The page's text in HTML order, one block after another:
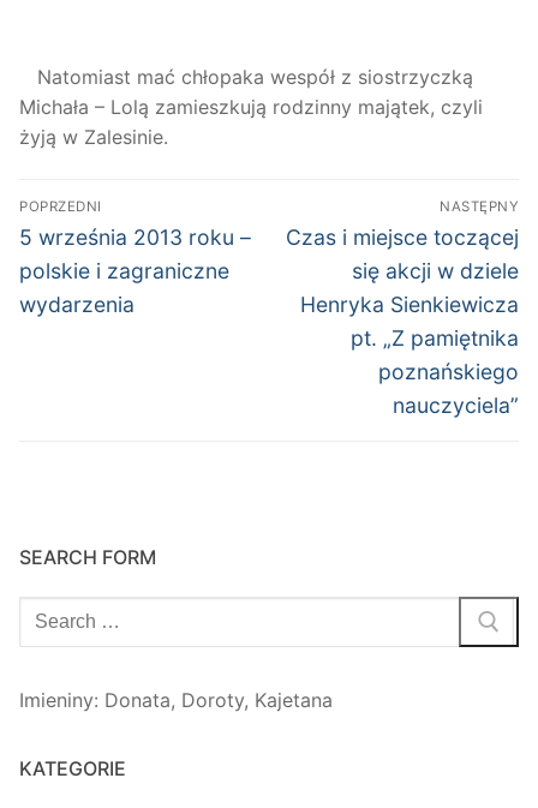
Natomiast mać chłopaka wespół z siostrzyczką
Michała – Lolą zamieszkują rodzinny majątek, czyli
żyją w Zalesinie.
Nawigacja
wpisu
POPRZEDNI
Poprzedni
wpis:
5 września 2013 roku –
polskie i zagraniczne
wydarzenia
NASTĘPNY
Następny
Czas i miejsce toczącej
się akcji w dziele
Henryka Sienkiewicza
pt. „Z pamiętnika
poznańskiego
nauczyciela”
SEARCH FORM
Szukaj:
Imieniny: Donata, Doroty, Kajetana
KATEGORIE